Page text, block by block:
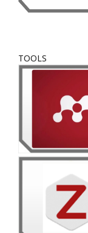
TOOLS